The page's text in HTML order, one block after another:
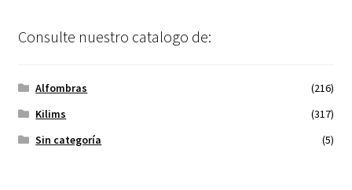
Consulte nuestro catalogo de:
Alfombras
(216)
Kilims
(317)
Sin categoría
(5)